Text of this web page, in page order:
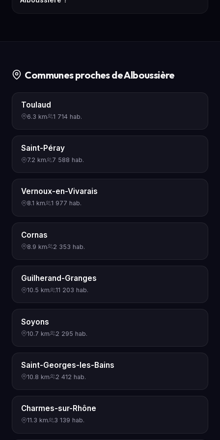
Communes proches de Alboussière
Toulaud
6.3 km 1 714 hab.
Saint-Péray
7.2 km 7 588 hab.
Vernoux-en-Vivarais
8.1 km 1 977 hab.
Cornas
8.9 km 2 353 hab.
Guilherand-Granges
10.5 km 11 203 hab.
Soyons
10.7 km 2 295 hab.
Saint-Georges-les-Bains
10.8 km 2 412 hab.
Charmes-sur-Rhône
11.3 km 3 139 hab.